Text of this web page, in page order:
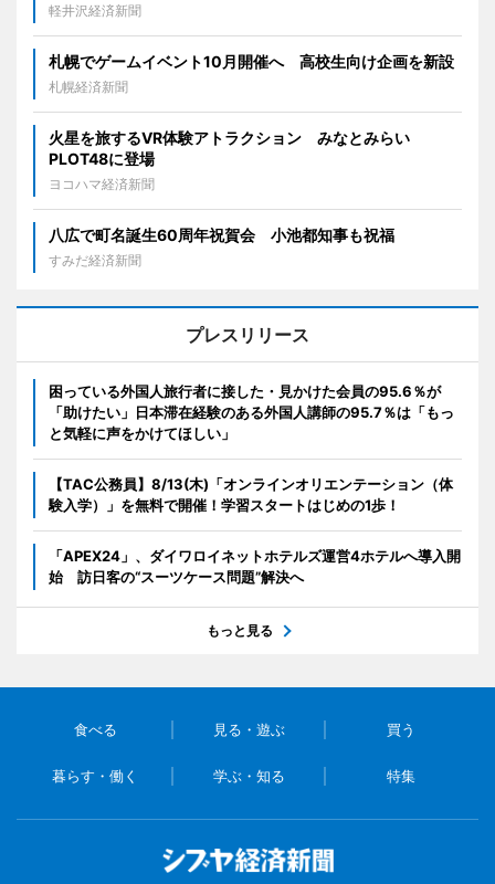
軽井沢経済新聞
札幌でゲームイベント10月開催へ 高校生向け企画を新設
札幌経済新聞
火星を旅するVR体験アトラクション みなとみらい
PLOT48に登場
ヨコハマ経済新聞
八広で町名誕生60周年祝賀会 小池都知事も祝福
すみだ経済新聞
プレスリリース
困っている外国人旅行者に接した・見かけた会員の95.6％が
「助けたい」日本滞在経験のある外国人講師の95.7％は「もっ
と気軽に声をかけてほしい」
【TAC公務員】8/13(木)「オンラインオリエンテーション（体
験入学）」を無料で開催！学習スタートはじめの1歩！
「APEX24」、ダイワロイネットホテルズ運営4ホテルへ導入開
始 訪日客の“スーツケース問題”解決へ
もっと見る
食べる 見る・遊ぶ 買う
暮らす・働く 学ぶ・知る 特集